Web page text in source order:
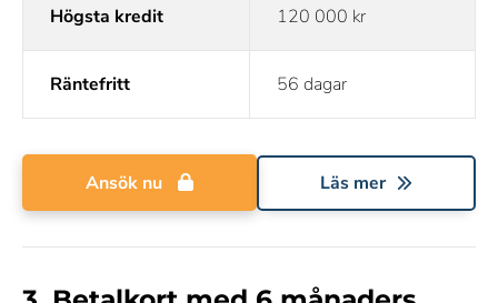
Högsta kredit 120 000 kr
Räntefritt 56 dagar
Ansök nu Läs mer